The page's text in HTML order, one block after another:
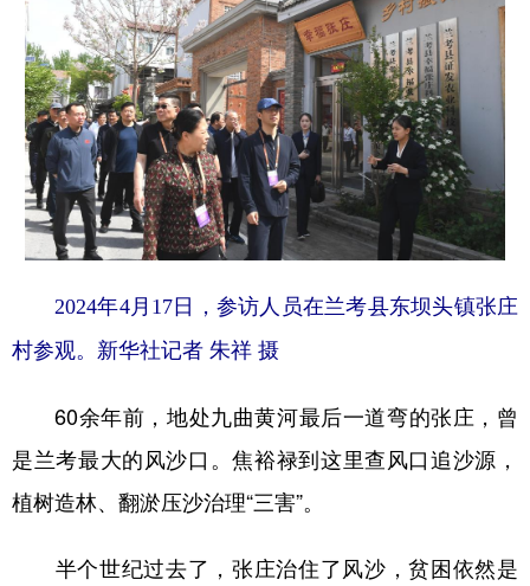
2024年4月17日，参访人员在兰考县东坝头镇张庄
村参观。新华社记者 朱祥 摄
60余年前，地处九曲黄河最后一道弯的张庄，曾
是兰考最大的风沙口。焦裕禄到这里查风口追沙源，
植树造林、翻淤压沙治理“三害”。
半个世纪过去了，张庄治住了风沙，贫困依然是